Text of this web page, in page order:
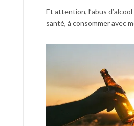
Et attention, l’abus
santé, à consommer avec